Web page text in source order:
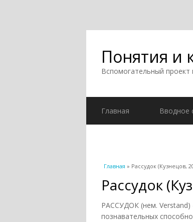
Понятия и
Вспомогательный
Главная Вводное
Вы здесь
Главная » Рассудок (Кузнецов,
Рассудок
РАССУДОК (нем. Verstand)
познавательных